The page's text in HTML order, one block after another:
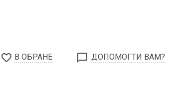
favorite_border В ОБРАНЕ chat_bubble_outline ДОПОМОГТИ ВАМ?